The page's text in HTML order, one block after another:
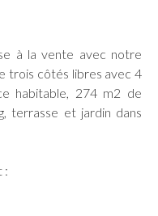
à la vente avec notre
trois côtés libres avec 4
habitable, 274 m2 de
terrasse et jardin dans
: